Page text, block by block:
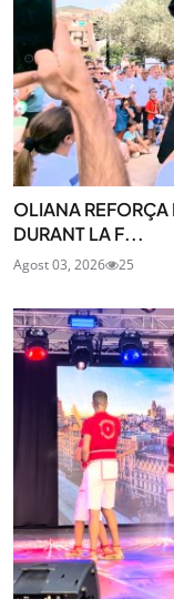
OLIANA
DURANT LA F...
Agost 03, 2026 25